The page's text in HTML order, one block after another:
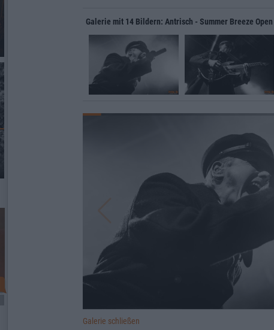
Galerie mit 14 Bildern: Antrisch - Summer Breeze
Galerie schließen